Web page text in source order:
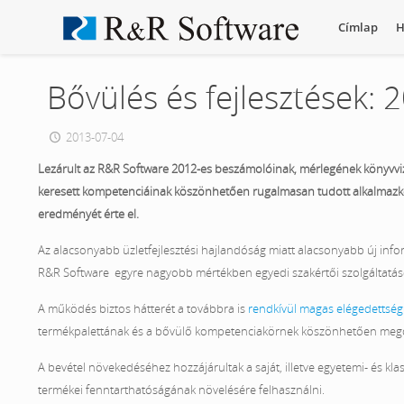
Címlap
Bővülés és fejlesztések:
2013-07-04
Lezárult az R&R Software 2012-es beszámolóinak, mérlegének
keresett kompetenciáinak köszönhetően rugalmasan tudott
eredményét érte el.
Az alacsonyabb üzletfejlesztési hajlandóság miatt alacsonyabb új
R&R Software egyre nagyobb mértékben egyedi szakértői
A működés biztos hátterét a továbbra isrendkívül magas
termékpalettának és a bővülő kompetenciakörnek köszönhetően
A bevétel növekedéséhez hozzájárultak a saját, illetve egyetemi- és
termékei fenntarthatóságának növelésére felhasználni.